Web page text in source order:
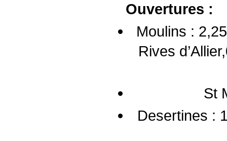
Ouvertures :
Moulins :
Rives
St
Desertines :